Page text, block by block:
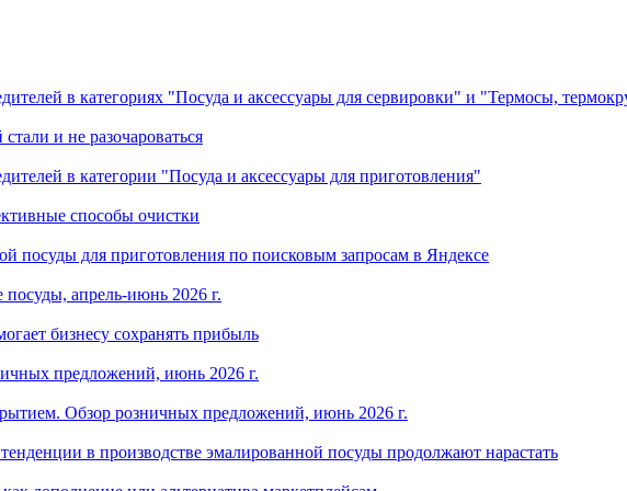
в категориях "Посуда и аксессуары для сервировки" и "Термосы,
и не разочароваться
в категории "Посуда и аксессуары для приготовления"
способы очистки
посуды для приготовления по поисковым запросам в Яндексе
апрель-июнь 2026 г.
бизнесу сохранять прибыль
предложений, июнь 2026 г.
Обзор розничных предложений, июнь 2026 г.
в производстве эмалированной посуды продолжают нарастать